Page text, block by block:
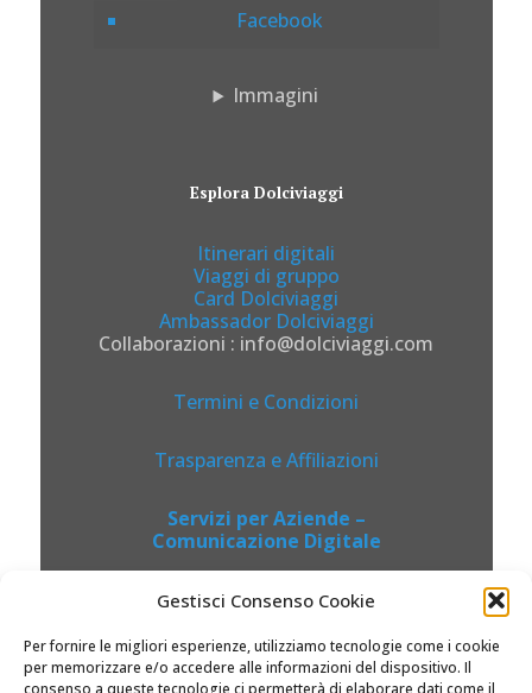
Gestisci Consenso Cookie
Per fornire le migliori esperienze, utilizziamo tecnologie come i cookie
per memorizzare e/o accedere alle informazioni del dispositivo. Il
consenso a queste tecnologie ci permetterà di elaborare dati come il
Facebook
Immagini
Esplora Dolciviaggi
Itinerari digitali
Viaggi di gruppo
Card Dolciviaggi
Ambassador Dolciviaggi
Collaborazioni : info@dolciviaggi.com
Termini e Condizioni
Trasparenza e Affiliazioni
Servizi per Aziende –
Comunicazione Digitale